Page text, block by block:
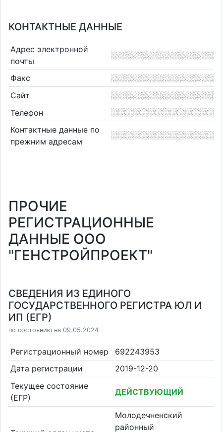
КОНТАКТНЫЕ ДАННЫЕ
Адрес электронной
почты
Факс
Сайт
Телефон
Контактные данные по
прежним адресам
ПРОЧИЕ
РЕГИСТРАЦИОННЫЕ
ДАННЫЕ ООО
"ГЕНСТРОЙПРОЕКТ"
СВЕДЕНИЯ ИЗ ЕДИНОГО
ГОСУДАРСТВЕННОГО РЕГИСТРА ЮЛ И
ИП (ЕГР)
по состоянию на 09.05.2024
Регистрационный номер
692243953
Дата регистрации
2019-12-20
Текущее состояние
(ЕГР)
ДЕЙСТВУЮЩИЙ
Молодечненский
районный